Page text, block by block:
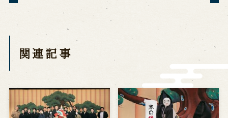
ご利用案内
営業日時・料金
お問い合わせ
関連記事